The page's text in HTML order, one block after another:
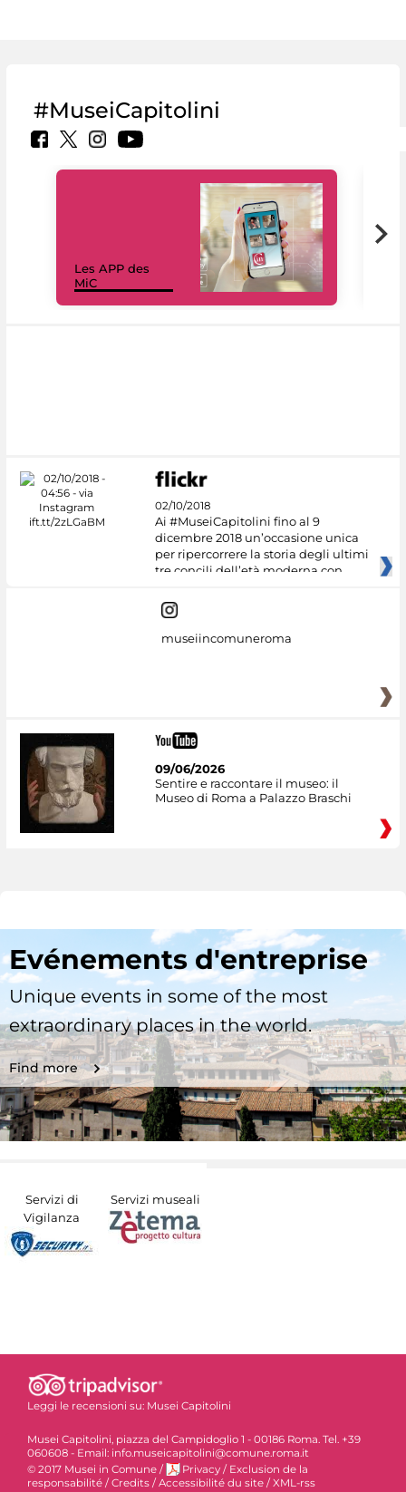
#MuseiCapitolini
Les APP des
MiC
02/10/2018
Ai #MuseiCapitolini fino al 9
dicembre 2018 un’occasione unica
per ripercorrere la storia degli ultimi
tre concili dell’età moderna con
museiincomuneroma
09/06/2026
Sentire e raccontare il museo: il
Museo di Roma a Palazzo Braschi
Evénements d'entreprise
Unique events in some of the most
extraordinary places in the world.
Find more
Servizi di
Vigilanza
Servizi museali
Leggi le recensioni su: Musei Capitolini
Musei Capitolini, piazza del Campidoglio 1 - 00186 Roma. Tel. +39
060608 - Email: info.museicapitolini@comune.roma.it
© 2017 Musei in Comune / Privacy / Exclusion de la
responsabilité /Credits /Accessibilité du site /XML-rss